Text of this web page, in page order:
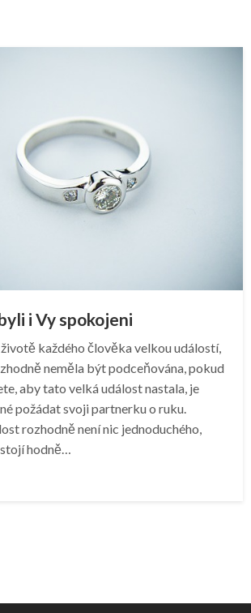
i Vy spokojeni
každého člověka velkou událostí,
neměla být podceňována, pokud
aby tato velká událost nastala, je
požádat svoji partnerku o ruku.
rozhodně není nic jednoduchého,
hodně…